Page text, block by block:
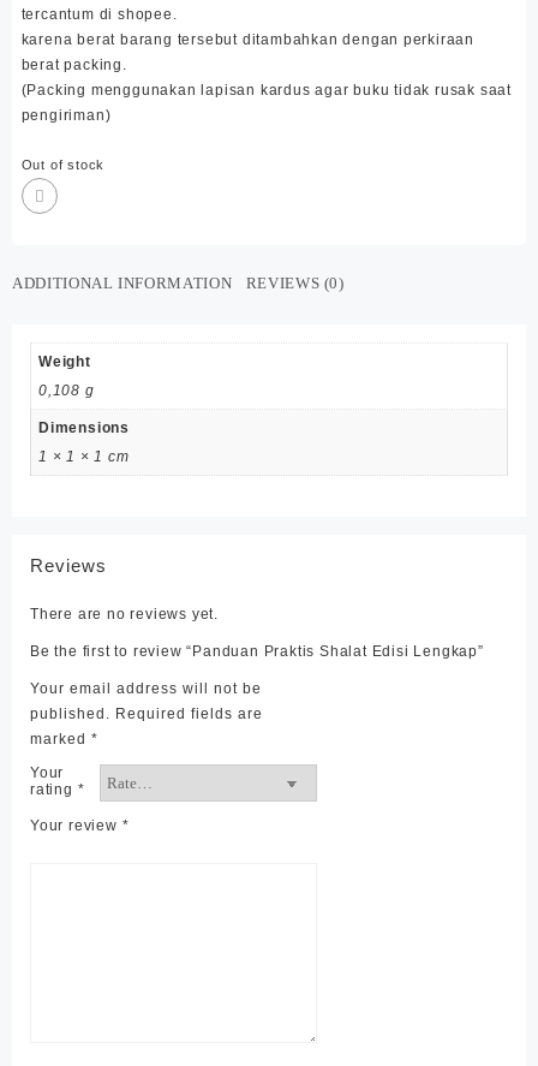
tercantum di shopee.
karena berat barang tersebut ditambahkan dengan perkiraan
berat packing.
(Packing menggunakan lapisan kardus agar buku tidak rusak saat
pengiriman)
Out of stock
ADDITIONAL INFORMATION REVIEWS (0)
Weight
0,108 g
Dimensions
1 × 1 × 1 cm
Reviews
There are no reviews yet.
Be the first to review “Panduan Praktis Shalat Edisi Lengkap”
Your email address will not be
published. Required fields are
marked *
Your
rating *
Your review *